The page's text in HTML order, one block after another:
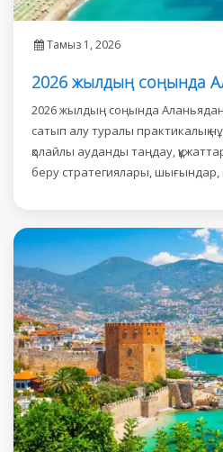
Тамыз 1, 2026
2026 жылдың соңында
сатып алу туралы практикалық
қолайлы ауданды таңдау,
беру стратегиялары, шығындар,